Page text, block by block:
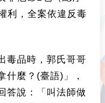
利，全案依違反毒
毒品時，郭氏哥哥
什麼？(臺語)」，
答說：「叫法師做